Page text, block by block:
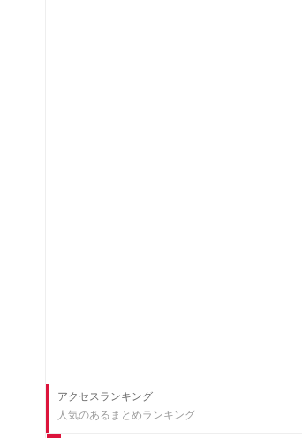
アクセスランキング
人気のあるまとめランキング